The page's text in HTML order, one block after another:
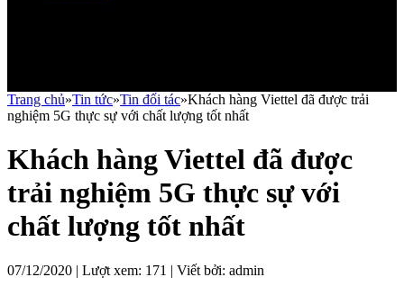
Trang chủ»Tin tức»Tin đối tác»Khách hàng Viettel đã được trải
nghiệm 5G thực sự với chất lượng tốt nhất
Khách hàng Viettel đã được
trải nghiệm 5G thực sự với
chất lượng tốt nhất
07/12/2020 | Lượt xem: 171 | Viết bởi: admin